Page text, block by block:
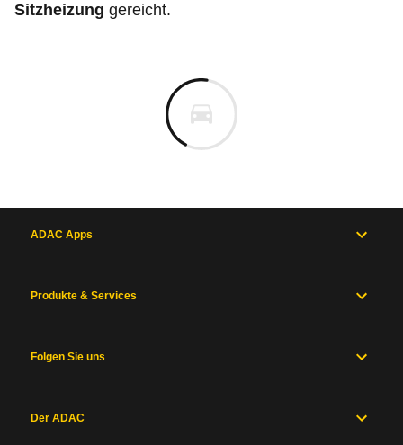
Sitzheizung gereicht.
ADAC Apps
Produkte & Services
Folgen Sie uns
Der ADAC